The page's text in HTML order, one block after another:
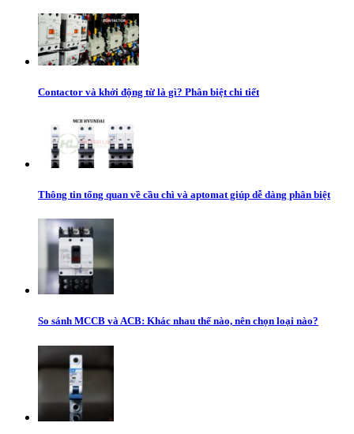
Contactor và khởi động từ là gì? Phân biệt chi tiết
Thông tin tổng quan về cầu chì và aptomat giúp dễ dàng phân biệt
So sánh MCCB và ACB: Khác nhau thế nào, nên chọn loại nào?